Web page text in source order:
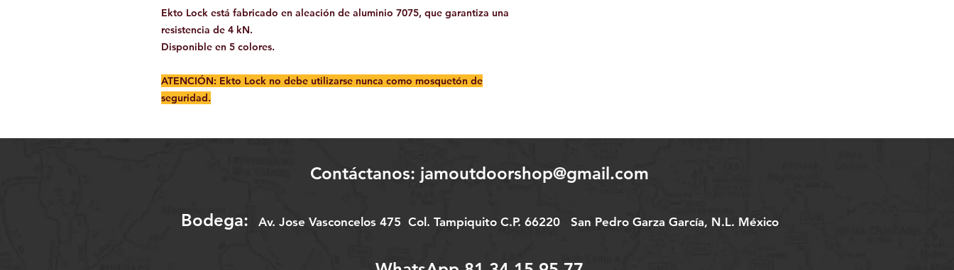
Ekto Lock está fabricado en aleación de aluminio 7075, que garantiza una
resistencia de 4 kN.
Disponible en 5 colores.
ATENCIÓN: Ekto Lock no debe utilizarse nunca como mosquetón de
seguridad.
Contáctanos: jamoutdoorshop@gmail.com
Bodega: Av. Jose Vasconcelos 475 Col. Tampiquito C.P. 66220 San Pedro Garza García, N.L. México